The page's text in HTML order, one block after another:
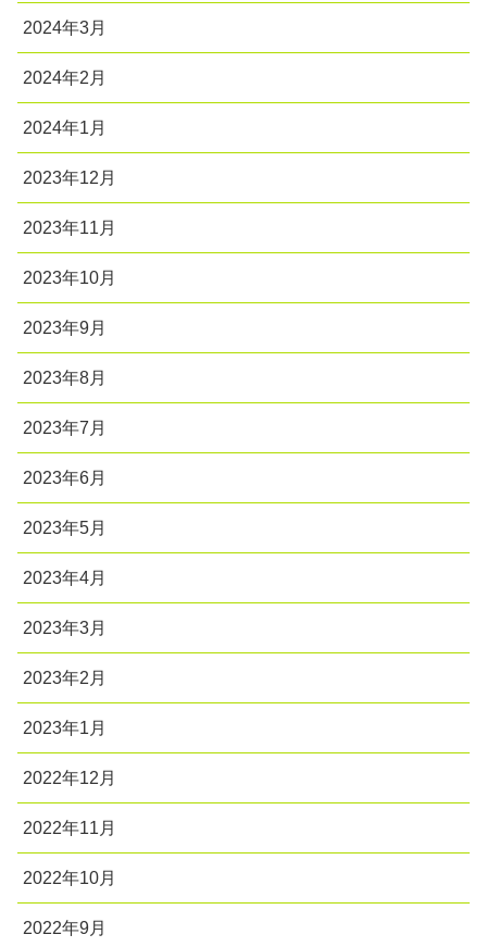
2024年3月
2024年2月
2024年1月
2023年12月
2023年11月
2023年10月
2023年9月
2023年8月
2023年7月
2023年6月
2023年5月
2023年4月
2023年3月
2023年2月
2023年1月
2022年12月
2022年11月
2022年10月
2022年9月